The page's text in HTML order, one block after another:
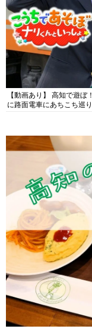
【動画あり】 高知で遊
に路面電車にあちこち巡り